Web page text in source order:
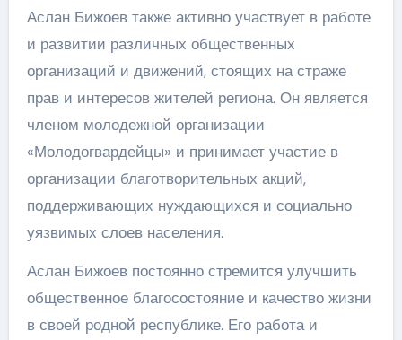
Аслан Бижоев также активно участвует в работе
и развитии различных общественных
организаций и движений, стоящих на страже
прав и интересов жителей региона. Он является
членом молодежной организации
«Молодогвардейцы» и принимает участие в
организации благотворительных акций,
поддерживающих нуждающихся и социально
уязвимых слоев населения.
Аслан Бижоев постоянно стремится улучшить
общественное благосостояние и качество жизни
в своей родной республике. Его работа и